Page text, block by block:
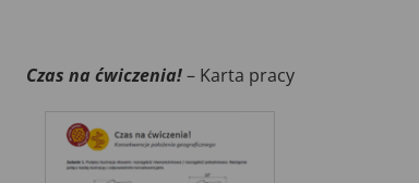
Czas na ćwiczenia!– Karta pracy